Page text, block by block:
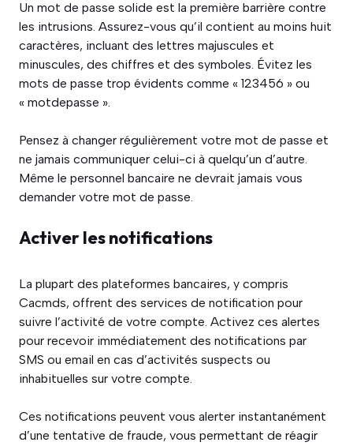
Un mot de passe solide est la première barrière contre
les intrusions. Assurez-vous qu’il contient au moins huit
caractères, incluant des lettres majuscules et
minuscules, des chiffres et des symboles. Évitez les
mots de passe trop évidents comme « 123456 » ou
« motdepasse ».
Pensez à changer régulièrement votre mot de passe et
ne jamais communiquer celui-ci à quelqu’un d’autre.
Même le personnel bancaire ne devrait jamais vous
demander votre mot de passe.
Activer les notifications
La plupart des plateformes bancaires, y compris
Cacmds, offrent des services de notification pour
suivre l’activité de votre compte. Activez ces alertes
pour recevoir immédiatement des notifications par
SMS ou email en cas d’activités suspects ou
inhabituelles sur votre compte.
Ces notifications peuvent vous alerter instantanément
d’une tentative de fraude, vous permettant de réagir